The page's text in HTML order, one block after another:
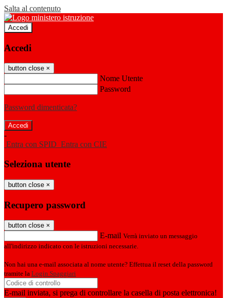
Salta al contenuto
Accedi
Accedi
button close ×
Nome Utente
Password
Password dimenticata?
-
Entra con SPID Entra con CIE
Seleziona utente
button close ×
Recupero password
button close ×
E-mail Verrà inviato un messaggio
all'indirizzo indicato con le istruzioni necessarie.
Non hai una e-mail associata al nome utente? Effettua il reset della password
tramite la Login Spaggiari
E-mail inviata, si prega di controllare la casella di posta elettronica!